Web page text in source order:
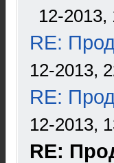
12-2013,
RE:
12-2013,
RE:
12-2013,
RE: